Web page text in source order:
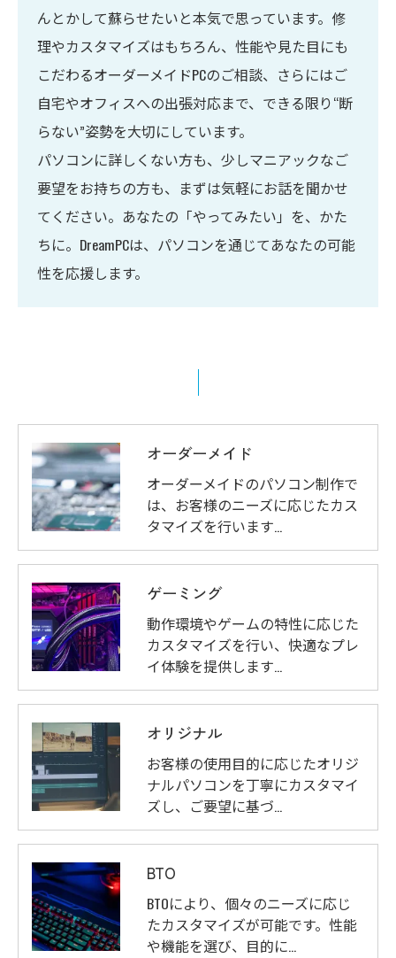
んとかして蘇らせたいと本気で思っています。修
理やカスタマイズはもちろん、性能や見た目にも
こだわるオーダーメイドPCのご相談、さらにはご
自宅やオフィスへの出張対応まで、できる限り“断
らない”姿勢を大切にしています。
パソコンに詳しくない方も、少しマニアックなご
要望をお持ちの方も、まずは気軽にお話を聞かせ
てください。あなたの「やってみたい」を、かた
ちに。DreamPCは、パソコンを通じてあなたの可能
性を応援します。
オーダーメイド
オーダーメイドのパソコン制作で
は、お客様のニーズに応じたカス
タマイズを行います…
ゲーミング
動作環境やゲームの特性に応じた
カスタマイズを行い、快適なプレ
イ体験を提供します…
オリジナル
お客様の使用目的に応じたオリジ
ナルパソコンを丁寧にカスタマイ
ズし、ご要望に基づ…
BTO
BTOにより、個々のニーズに応じ
たカスタマイズが可能です。性能
や機能を選び、目的に…
お問い合わせはこちら